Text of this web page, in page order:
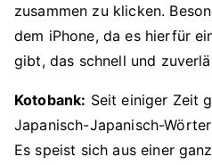
zusammen zu klicken.
dem iPhone, da es hierfür
gibt, das schnell und
Kotobank: Seit einiger Zeit
Japanisch-Japanisch-
Es speist sich aus einer